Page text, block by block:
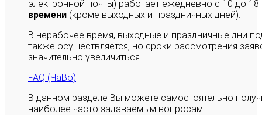
электронной почты) работает ежедневно с 10 до
времени (кроме выходных и праздничных дней).
В нерабочее время, выходные и праздничные дни
также осуществляется, но сроки рассмотрения
значительно увеличиться.
FAQ (ЧаВо)
В данном разделе Вы можете самостоятельно
наиболее часто задаваемым вопросам.